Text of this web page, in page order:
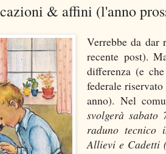
& affini (l'anno
Verrebbe da
recente post).
differenza (e
federale
anno). Nel
svolgerà
raduno tecnico
Allievi e Cadetti